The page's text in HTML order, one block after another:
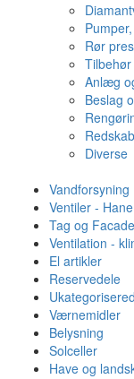
Rør
Anlæg
Beslag
Diverse
Vandforsyning
Ventiler -
Tag og Facade
Ventilation -
El artikler
Reservedele
Værnemidler
Belysning
Solceller
Have og